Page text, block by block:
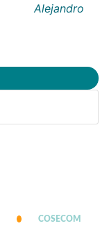
Alejandro
COSECOM